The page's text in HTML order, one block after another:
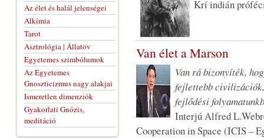
Krí indián
Van élet a Marson
Van rá bizonyíték,
fejlettebb
fejlődési
Interjú Alfred
Cooperation in Space (ICIS –
Az élet és halál jelenségei
Alkímia
Tarot
Asztrológia | Állatöv
Egyetemes szimbólumok
Az Egyetemes
Gnoszticizmus nagy alakjai
Ismeretlen dimenziók
Gyakorlati Gnózis,
meditáció